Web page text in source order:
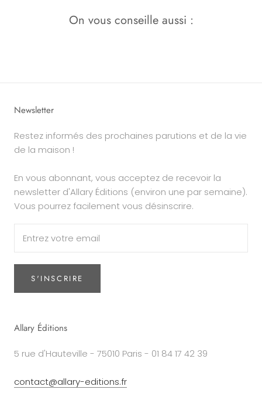
On vous conseille aussi :
Newsletter
Restez informés des prochaines parutions et de la vie
de la maison !
En vous abonnant, vous acceptez de recevoir la
newsletter d'Allary Éditions (environ une par semaine).
Vous pourrez facilement vous désinscrire.
S'INSCRIRE
Allary Éditions
5 rue d'Hauteville - 75010 Paris - 01 84 17 42 39
contact@allary-editions.fr